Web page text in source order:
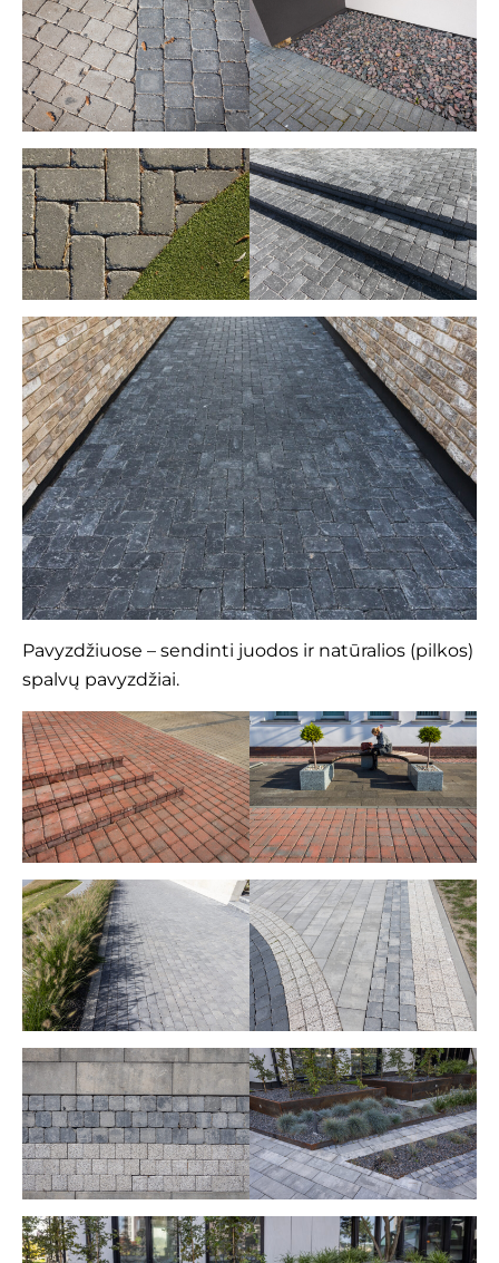
Pavyzdžiuose – sendinti juodos ir natūralios (pilkos)
spalvų pavyzdžiai.